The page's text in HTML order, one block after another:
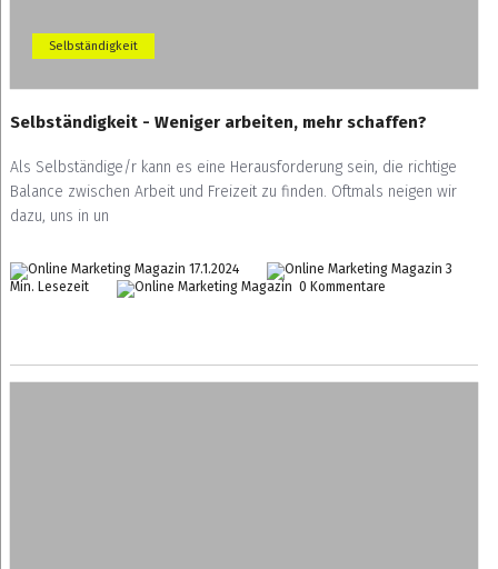
Selbständigkeit
Selbständigkeit - Weniger arbeiten, mehr schaffen?
Als Selbständige/r kann es eine Herausforderung sein, die richtige
Balance zwischen Arbeit und Freizeit zu finden. Oftmals neigen wir
dazu, uns in un
17.1.2024
3
Min. Lesezeit
0 Kommentare